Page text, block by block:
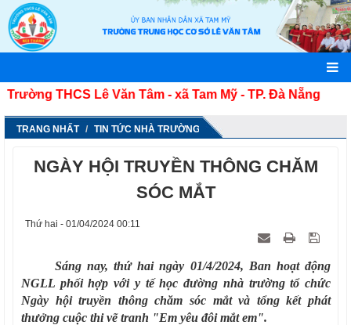
Lê Văn Tâm - xã Tam Mỹ - TP. Đà Nẵng
TRANG NHẤT TIN TỨC NHÀ TRƯỜNG
NGÀY HỘI TRUYỀN THÔNG CHĂM
SÓC MẮT
Thứ hai - 01/04/2024 00:11
Sáng nay, thứ hai ngày 01/4/2024, Ban hoạt động
NGLL phối hợp với y tế học đường nhà trường tổ chức
Ngày hội truyền thông chăm sóc mắt và tổng kết phát
thưởng cuộc thi vẽ tranh "Em yêu đôi mắt em".